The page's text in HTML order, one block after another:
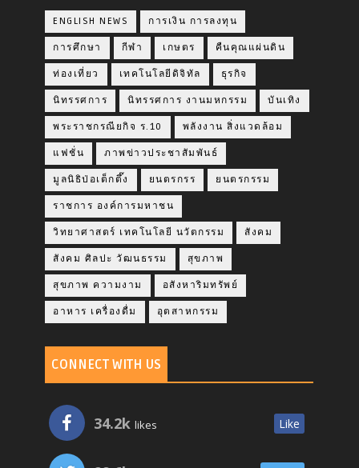
ENGLISH NEWS การเงิน การลงทุน
การศึกษา กีฬา เกษตร คืนคุณแผ่นดิน
ท่องเที่ยว เทคโนโลยีดิจิทัล ธุรกิจ
นิทรรศการ นิทรรศการ งานมหกรรม บันเทิง
พระราชกรณียกิจ ร.10 พลังงาน สิ่งแวดล้อม
แฟชั่น ภาพข่าวประชาสัมพันธ์
มูลนิธิป่อเต็กตึ๊ง ยนตรกรร ยนตรกรรม
ราชการ องค์การมหาชน
วิทยาศาสตร์ เทคโนโลยี นวัตกรรม สังคม
สังคม ศิลปะ วัฒนธรรม สุขภาพ
สุขภาพ ความงาม อสังหาริมทรัพย์
อาหาร เครื่องดื่ม อุตสาหกรรม
CONNECT WITH US
34.2k likes Like